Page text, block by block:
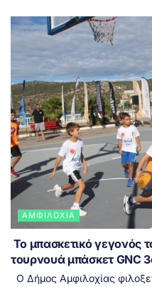
ΑΜΦΙΛΟΧΊΑ
Το μπασκετικό γεγονός
τουρνουά μπάσκετ GNC
Ο Δήμος Αμφιλοχίας